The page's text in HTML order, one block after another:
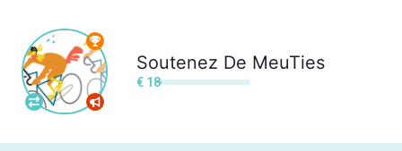
Soutenez De MeuTies
€ 18